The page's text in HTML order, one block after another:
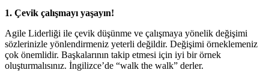
1. Çevik çalışmayı yaşayın!
Agile Liderliği ile çevik düşünme ve çalışmaya yönelik değişimi
sözlerinizle yönlendirmeniz yeterli değildir. Değişimi örneklemeniz
çok önemlidir. Başkalarının takip etmesi için iyi bir örnek
oluşturmalısınız. İngilizce’de “walk the walk” derler.